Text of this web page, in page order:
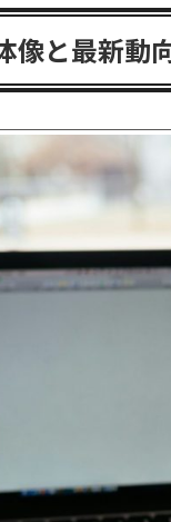
像と最新動